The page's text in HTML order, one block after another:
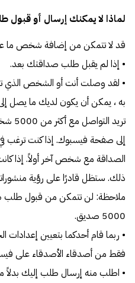
لماذا لا يمكنك إرسال أو
قد لا تتمكن من إضافة شخص ما
• إذا لم يقبل طلب صداقتك بعد.
• لقد وصلت أنت أو الشخص الذي
إلى صفحة فيسبوك. إذا كنت ترغب
الصداقة مع شخص آخر أولاً. إذا
ذلك. ستظل قادرًا على رؤية
ملاحظة: لن تتمكن من قبول
5000 صديق.
• ربما قام أحدكما بتعيين
فقط من أصدقاء الأصدقاء على
• اطلب منه إرسال طلب إليك بدلاً